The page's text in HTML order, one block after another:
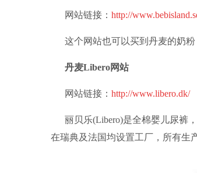
网站链接： http://
这个网站也可以买到丹麦的奶
丹麦Libero网站
网站链接： http://www.libero.dk/
丽贝乐(Libero)是全棉婴儿尿裤
在瑞典及法国均设置工厂，所有生